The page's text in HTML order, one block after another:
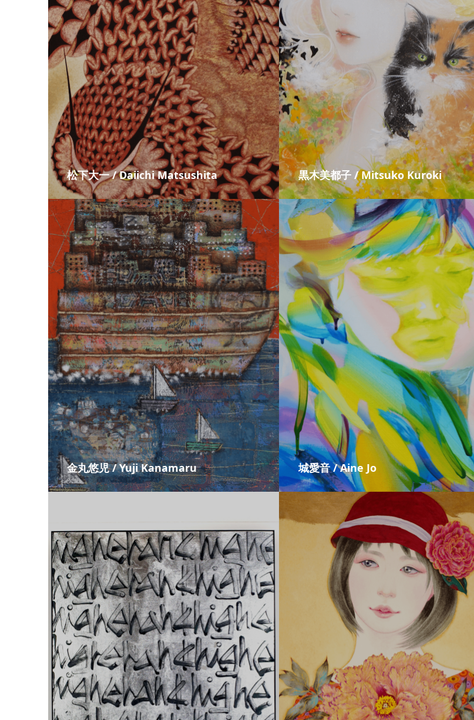
松下大一 / Daiichi Matsushita 黒木美都子 / Mitsuko Kuroki
金丸悠児 / Yuji Kanamaru 城愛音 / Aine Jo